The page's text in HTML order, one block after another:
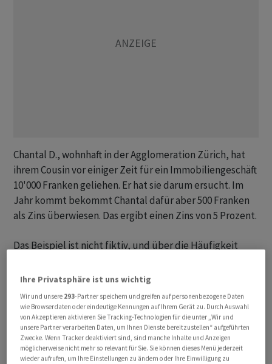
Chantal D., wohnhaft in der Agglomeration Zürich, hat
ihrem Cousin vor einiger Zeit für ein Immobiliengeschäft
10'000 Franken geliehen. Er hat sie darum ersucht. Im
Jahr kommt bekommt Chantal dafür aber 500 Franken
als Zins überwiesen. Das ergibt einen Zins von 5 Prozent.
Das Beispiel ist nicht fiktiv, und über die Häufigkeit
Selten sind sie nicht. Denn für die geschäftstüchtige
Chantal bietet die Kreditvergabe eine Einnahmequelle,
nach denen man in Zeiten von Null- und Negativzinsen
suchen muss. Und Chantal erhält die Zinszahlungen
pünktlich. Nichtdestotrotz hat sie sich aber ein eine
potenziell heikle Lage begeben.
Ihre Privatsphäre ist uns wichtig
Wir und unsere 293-Partner speichern und greifen auf personenbezogene Daten
wie Browserdaten oder eindeutige Kennungen auf Ihrem Gerät zu. Durch Auswahl
von Akzeptieren aktivieren Sie Tracking-Technologien für die unter „Wir und
unsere Partner verarbeiten Daten, um Ihnen Dienste bereitzustellen“ aufgeführten
Zwecke. Wenn Tracker deaktiviert sind, sind manche Inhalte und Anzeigen
möglicherweise nicht mehr so relevant für Sie. Sie können dieses Menü jederzeit
wieder aufrufen, um Ihre Einstellungen zu ändern oder Ihre Einwilligung zu